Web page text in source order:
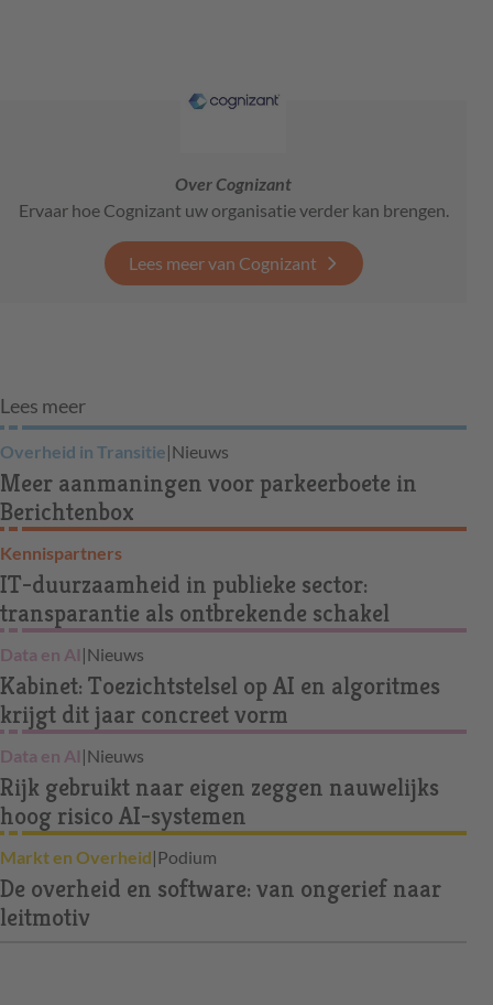
Over Cognizant
Ervaar hoe Cognizant uw organisatie verder kan brengen.
Lees meer van Cognizant
Lees meer
Overheid in Transitie|Nieuws
Meer aanmaningen voor parkeerboete in
Berichtenbox
Kennispartners
IT-duurzaamheid in publieke sector:
transparantie als ontbrekende schakel
Data en AI |Nieuws
Kabinet: Toezichtstelsel op AI en algoritmes
krijgt dit jaar concreet vorm
Data en AI |Nieuws
Rijk gebruikt naar eigen zeggen nauwelijks
hoog risico AI-systemen
Markt en Overheid|Podium
De overheid en software: van ongerief naar
leitmotiv